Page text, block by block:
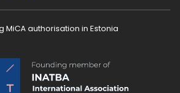
MiCA authorisation in Estonia